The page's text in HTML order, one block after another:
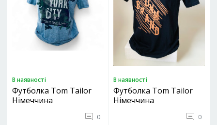
В наявностi
Футболка Tom Tailor
Німеччина
0
В наявностi
Футболка Tom Tailor
Німеччина
0